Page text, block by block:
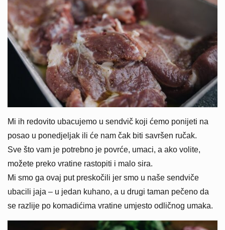
Mi ih redovito ubacujemo u sendvič koji ćemo ponijeti na
posao u ponedjeljak ili će nam čak biti savršen ručak.
Sve što vam je potrebno je povrće, umaci, a ako volite,
možete preko vratine rastopiti i malo sira.
Mi smo ga ovaj put preskočili jer smo u naše sendviče
ubacili jaja – u jedan kuhano, a u drugi taman pečeno da
se razlije po komadićima vratine umjesto odličnog umaka.